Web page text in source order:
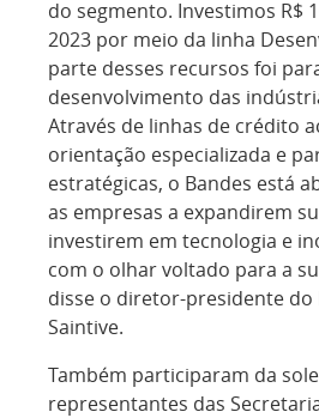
do segmento. Investimos R$
2023 por meio da linha
parte desses recursos foi
desenvolvimento das
Através de linhas de crédito
orientação especializada e
estratégicas, o Bandes está
as empresas a expandirem
investirem em tecnologia e
com o olhar voltado para a
disse o diretor-presidente do
Saintive.
Também participaram da
representantes das